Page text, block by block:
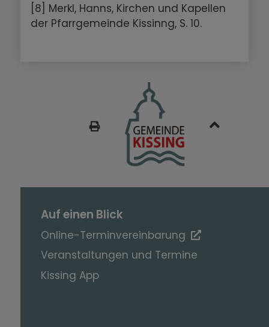
[8] Merkl, Hanns, Kirchen und Kapellen
der Pfarrgemeinde Kissinng, S. 10.
Auf einen Blick
Online-Terminvereinbarung
Veranstaltungen und Termine
Kissing App